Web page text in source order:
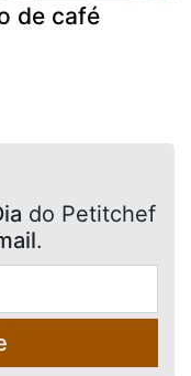
de café
do Petitchef
.